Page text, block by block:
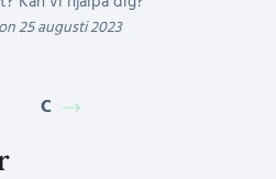
25 augusti 2023
C